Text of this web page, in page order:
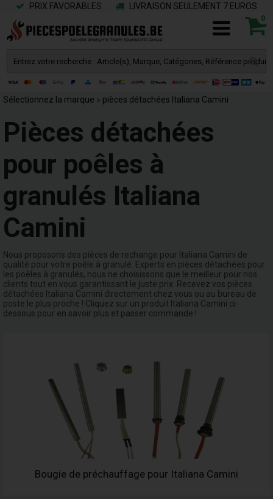
PRIX FAVORABLES LIVRAISON SEULEMENT 7 EUROS
0
Sélectionnez la marque » pièces détachées Italiana Camini
Pièces détachées
pour poêles à
granulés Italiana
Camini
Nous proposons des pièces de rechange pour Italiana Camini de
qualité pour votre poêle à granulé. Experts en pièces détachées pour
les poêles à granulés, nous ne choisissons que le meilleur pour nos
clients tout en vous garantissant le juste prix. Recevez vos pièces
détachées Italiana Camini directement chez vous ou au bureau de
poste le plus proche ! Cliquez sur un produit Italiana Camini ci-
dessous pour en savoir plus et passer commande !
Bougie de préchauffage pour Italiana Camini